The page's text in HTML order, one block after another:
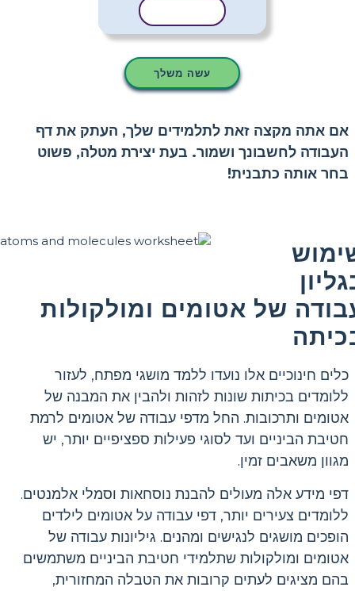
עשה משלך
אם אתה מקצה זאת לתלמידים שלך, העתק את דף
העבודה לחשבונך ושמור. בעת יצירת מטלה, פשוט
בחר אותה כתבנית!
של אטומים ומולקולות
כלים חינוכיים אלו נועדו ללמד מושגי מפתח, לעזור
ללומדים בכיתות שונות לזהות ולהבין את המבנה של
אטומים ותרכובות. החל מדפי עבודה של אטומים לרמת
חטיבת הביניים ועד לסוגי פעילות ספציפיים יותר, יש
מגוון משאבים זמין.
דפי מידע אלה מעולים להבנת נוסחאות וסמלי אלמנטים.
ללומדים צעירים יותר, דפי עבודה על אטומים לילדים
הופכים מושגים לנגישים ומהנים. גיליונות עבודה של
אטומים ומולקולות שתלמידי חטיבת הביניים משתמשים
בהם מציגים לעתים קרובות את הטבלה המחזורית,